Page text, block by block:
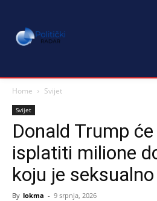
Home Svijet
Svijet
Donald Trump
isplatiti milione
koju je
By lokma - 9 srpnja, 2026